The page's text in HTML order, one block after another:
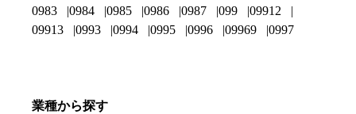
0983
0984 0985 0986 0987 099
09912
09913
0993 0994 0995 0996 09969 0997
業種から探す